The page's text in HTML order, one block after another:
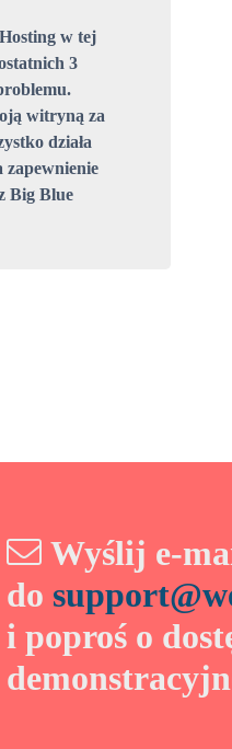
w tej
3
witryną za
działa
zapewnienie
Big Blue
Wyślij e-
do
i poproś o